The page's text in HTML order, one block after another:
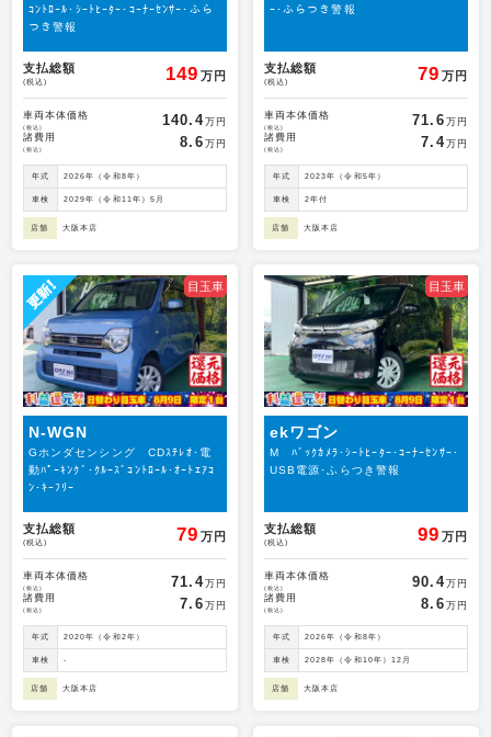
ｺﾝﾄﾛｰﾙ･ｼｰﾄﾋｰﾀｰ･ｺｰﾅｰｾﾝｻｰ･ふら
つき警報
支払総額
(税込) 149 万円
車両本体価格
(税込) 140.4万円
諸費用
(税込) 8.6 万円
年式 2026年（令和8年）
車検 2029年（令和11年）5月
店舗 大阪本店
ｰ･ふらつき警報
支払総額
(税込) 79 万円
車両本体価格
(税込) 71.6 万円
諸費用
(税込) 7.4万円
年式 2023年（令和5年）
車検 2年付
店舗 大阪本店
目玉車
N-WGN
Gホンダセンシング CDｽﾃﾚｵ･電
動ﾊﾟｰｷﾝｸﾞ･ｸﾙｰｽﾞｺﾝﾄﾛｰﾙ･ｵｰﾄｴｱｺ
ﾝ･ｷｰﾌﾘｰ
支払総額
(税込) 79 万円
車両本体価格
(税込) 71.4万円
諸費用
(税込) 7.6 万円
年式 2020年（令和2年）
車検 -
店舗 大阪本店
目玉車
ekワゴン
M ﾊﾞｯｸｶﾒﾗ･ｼｰﾄﾋｰﾀｰ･ｺｰﾅｰｾﾝｻｰ･
USB電源･ふらつき警報
支払総額
(税込) 99 万円
車両本体価格
(税込) 90.4万円
諸費用
(税込) 8.6 万円
年式 2026年（令和8年）
車検 2028年（令和10年）12月
店舗 大阪本店